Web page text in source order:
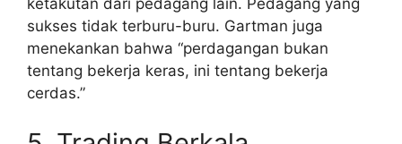
ketakutan dari pedagang lain. Pedagang yang
sukses tidak terburu-buru. Gartman juga
menekankan bahwa “perdagangan bukan
tentang bekerja keras, ini tentang bekerja
cerdas.”